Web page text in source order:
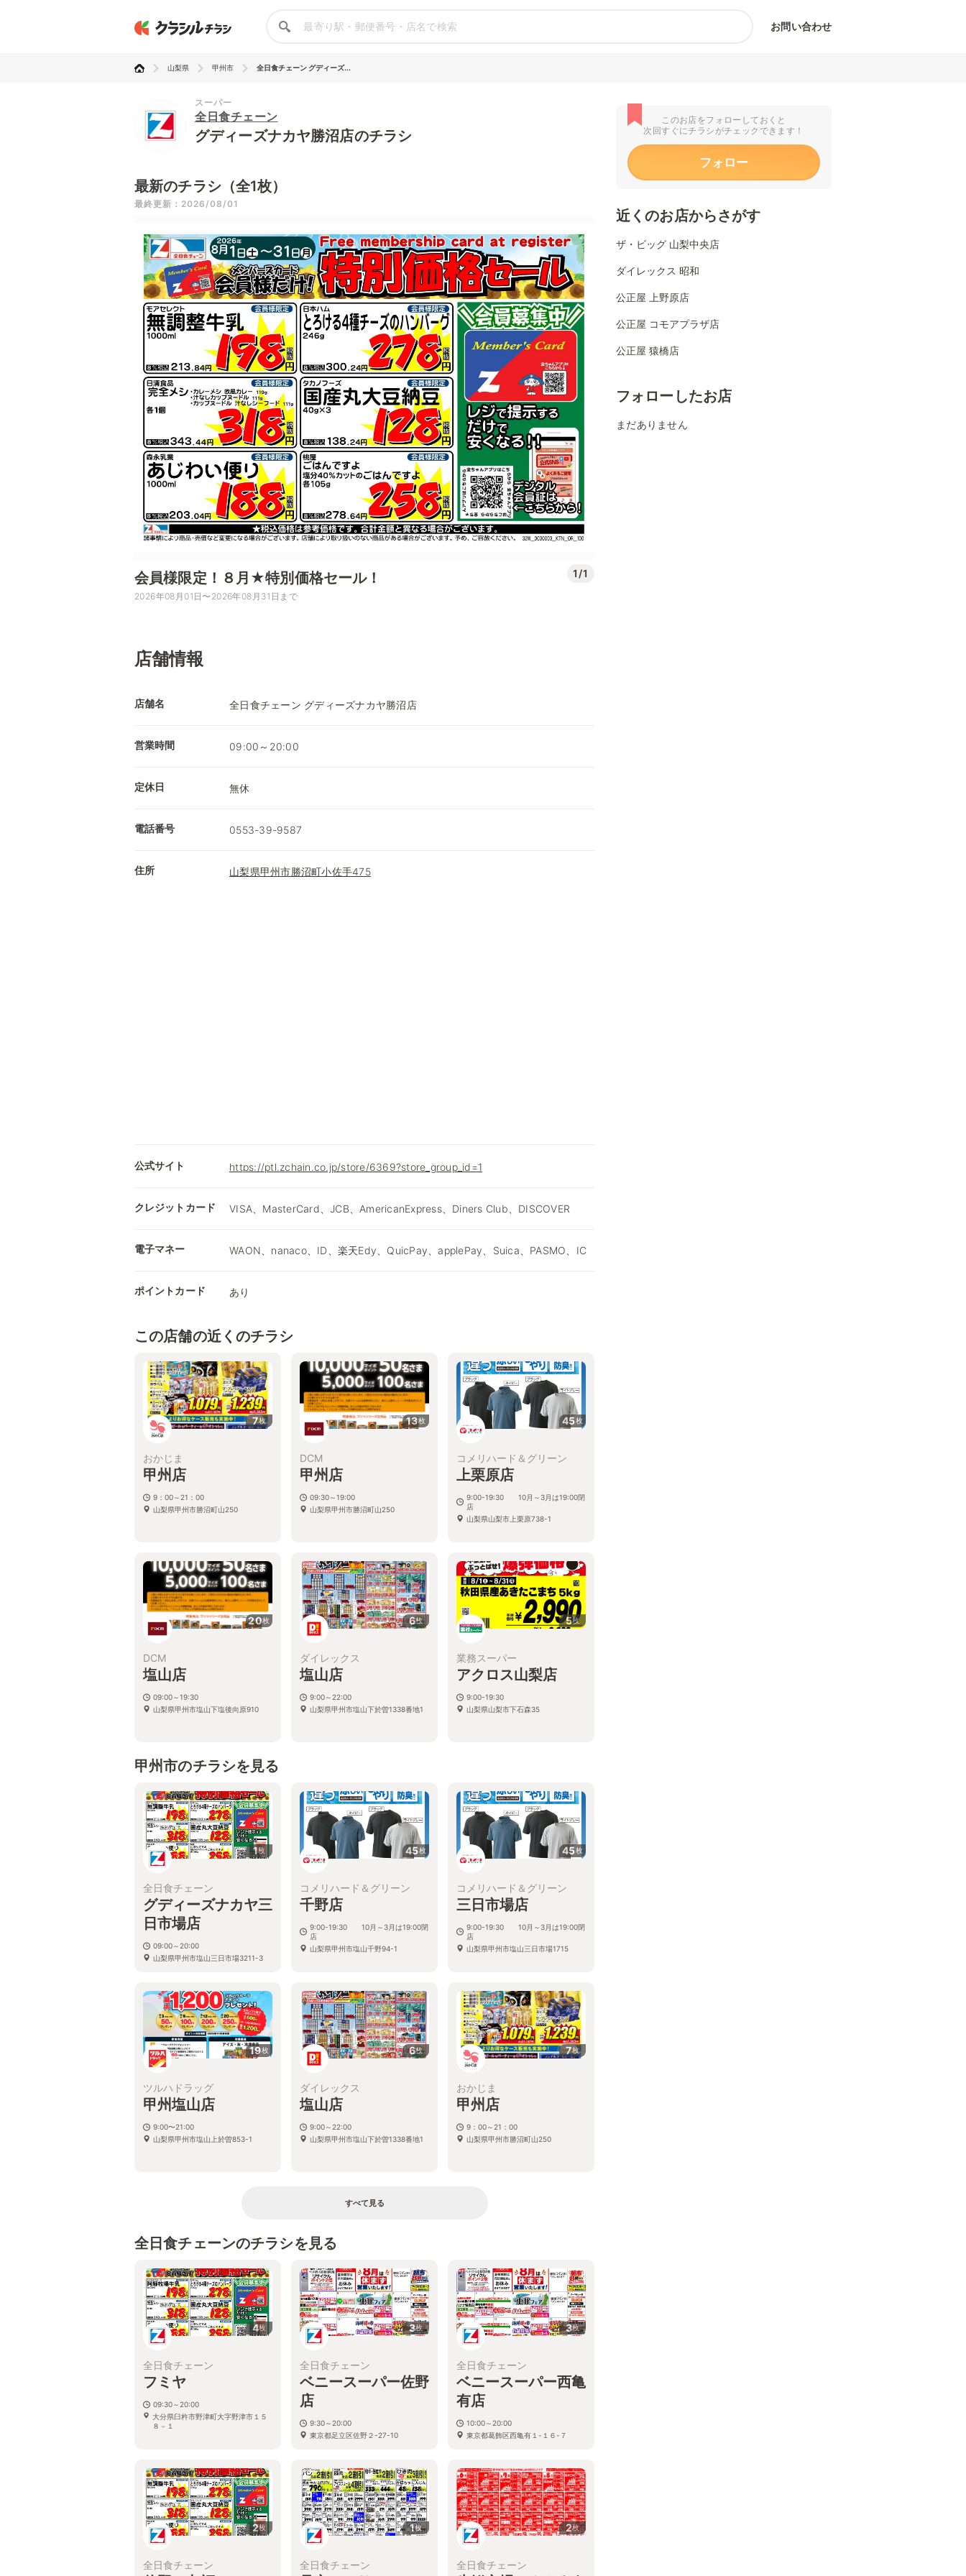
お問い合わせ
山梨県 甲州市 全日食チェーン グディーズ...
スーパー
全日食チェーン
グディーズナカヤ勝沼店のチラシ
最新のチラシ（全1枚）
最終更新：2026/08/01
会員様限定！８月★特別価格セール！ 1/1
2026年08月01日〜2026年08月31日まで
店舗情報
店舗名 全日食チェーン グディーズナカヤ勝沼店
営業時間 09:00～20:00
定休日 無休
電話番号 0553-39-9587
住所 山梨県甲州市勝沼町小佐手475
公式サイト https://ptl.zchain.co.jp/store/6369?store_group_id=1
クレジットカード VISA、MasterCard、JCB、AmericanExpress、Diners Club、DISCOVER
電子マネー WAON、nanaco、ID、楽天Edy、QuicPay、applePay、Suica、PASMO、IC
ポイントカード あり
この店舗の近くのチラシ
7枚
おかじま
甲州店
9：00～21：00
山梨県甲州市勝沼町山250
13枚
DCM
甲州店
09:30～19:00
山梨県甲州市勝沼町山250
45枚
コメリハード＆グリーン
上栗原店
9:00-19:30 10月～3月は19:00閉
店
山梨県山梨市上栗原738-1
20枚
DCM
塩山店
09:00～19:30
山梨県甲州市塩山下塩後向原910
6枚
ダイレックス
塩山店
9:00～22:00
山梨県甲州市塩山下於曽1338番地1
5枚
業務スーパー
アクロス山梨店
9:00-19:30
山梨県山梨市下石森35
甲州市のチラシを見る
1枚
全日食チェーン
グディーズナカヤ三
日市場店
09:00～20:00
山梨県甲州市塩山三日市場3211-3
45枚
コメリハード＆グリーン
千野店
9:00-19:30 10月～3月は19:00閉
店
山梨県甲州市塩山千野94-1
45枚
コメリハード＆グリーン
三日市場店
9:00-19:30 10月～3月は19:00閉
店
山梨県甲州市塩山三日市場1715
19枚
ツルハドラッグ
甲州塩山店
9:00〜21:00
山梨県甲州市塩山上於曽853-1
6枚
ダイレックス
塩山店
9:00～22:00
山梨県甲州市塩山下於曽1338番地1
7枚
おかじま
甲州店
9：00～21：00
山梨県甲州市勝沼町山250
すべて見る
全日食チェーンのチラシを見る
4枚
全日食チェーン
フミヤ
09:30～20:00
大分県臼杵市野津町大字野津市１５
８－１
3枚
全日食チェーン
ベニースーパー佐野
店
9:30～20:00
東京都足立区佐野２-27-10
3枚
全日食チェーン
ベニースーパー西亀
有店
10:00～20:00
東京都葛飾区西亀有１-１６-７
2枚
全日食チェーン
1枚
全日食チェーン
2枚
全日食チェーン
このお店をフォローしておくと
次回すぐにチラシがチェックできます！
フォロー
近くのお店からさがす
ザ・ビッグ 山梨中央店
ダイレックス 昭和
公正屋 上野原店
公正屋 コモアプラザ店
公正屋 猿橋店
フォローしたお店
まだありません